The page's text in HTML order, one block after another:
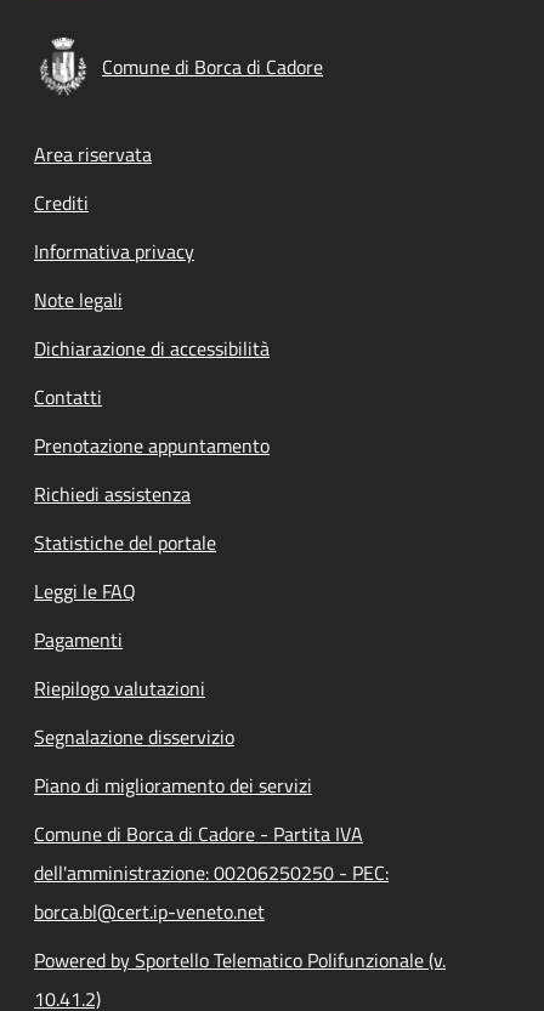
Comune di Borca di Cadore
Footer menu
Area riservata
Crediti
Informativa privacy
Note legali
Dichiarazione di accessibilità
Contatti
Prenotazione appuntamento
Richiedi assistenza
Statistiche del portale
Leggi le FAQ
Pagamenti
Riepilogo valutazioni
Segnalazione disservizio
Piano di miglioramento dei servizi
Comune di Borca di Cadore - Partita IVA
dell'amministrazione: 00206250250 - PEC:
borca.bl@cert.ip-veneto.net
Powered by Sportello Telematico Polifunzionale (v.
10.41.2)